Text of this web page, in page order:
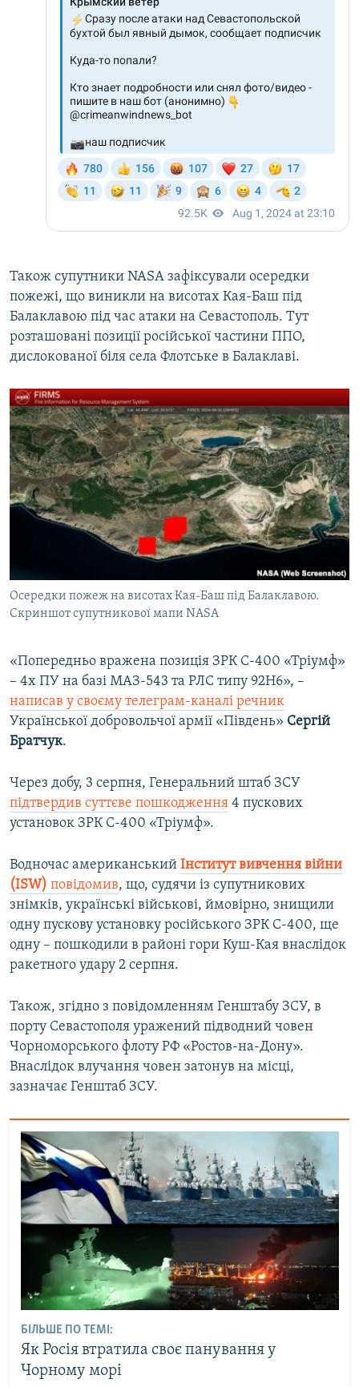
Також супутники NASA зафіксували осередки
пожежі, що виникли на висотах Кая-Баш під
Балаклавою під час атаки на Севастополь. Тут
розташовані позиції російської частини ППО,
дислокованої біля села Флотське в Балаклаві.
Осередки пожеж на висотах Кая-Баш під Балаклавою.
Скриншот супутникової мапи NASA
«Попередньо вражена позиція ЗРК С-400 «Тріумф»
– 4х ПУ на базі МАЗ-543 та РЛС типу 92Н6», –
написав у своєму телеграм-каналі речник
Української добровольчої армії «Південь» Сергій
Братчук.
Через добу, 3 серпня, Генеральний штаб ЗСУ
підтвердив суттєве пошкодження 4 пускових
установок ЗРК С-400 «Тріумф».
Водночас американський Інститут вивчення війни
(ISW) повідомив, що, судячи із супутникових
знімків, українські військові, ймовірно, знищили
одну пускову установку російського ЗРК С-400, ще
одну – пошкодили в районі гори Куш-Кая внаслідок
ракетного удару 2 серпня.
Також, згідно з повідомленням Генштабу ЗСУ, в
порту Севастополя уражений підводний човен
Чорноморського флоту РФ «Ростов-на-Дону».
Внаслідок влучання човен затонув на місці,
зазначає Генштаб ЗСУ.
БІЛЬШЕ ПО ТЕМІ:
Як Росія втратила своє панування у
Чорному морі